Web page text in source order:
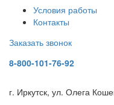
Условия работы
Контакты
Заказать звонок
8-800-101-76-92
г. Иркутск, ул. Олега